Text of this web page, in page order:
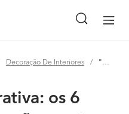
Decoração De Interiores "wishlist" decorativa: os 6 artigos de decoração que tens de ter!
os 6